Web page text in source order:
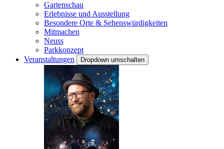
Gartenschau
Erlebnisse und Ausstellung
Besondere Orte & Sehenswürdigkeiten
Mitmachen
Neuss
Parkkonzept
Veranstaltungen
Dropdown umschalten